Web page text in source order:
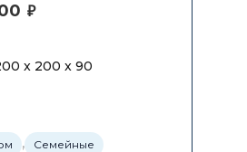
₽
x 200 x 90
, Семейные